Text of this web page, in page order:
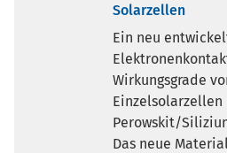
Solarzellen
Ein neu
Wirkungsgrade
Einzelsolarzellen
Perowskit/
Das neue